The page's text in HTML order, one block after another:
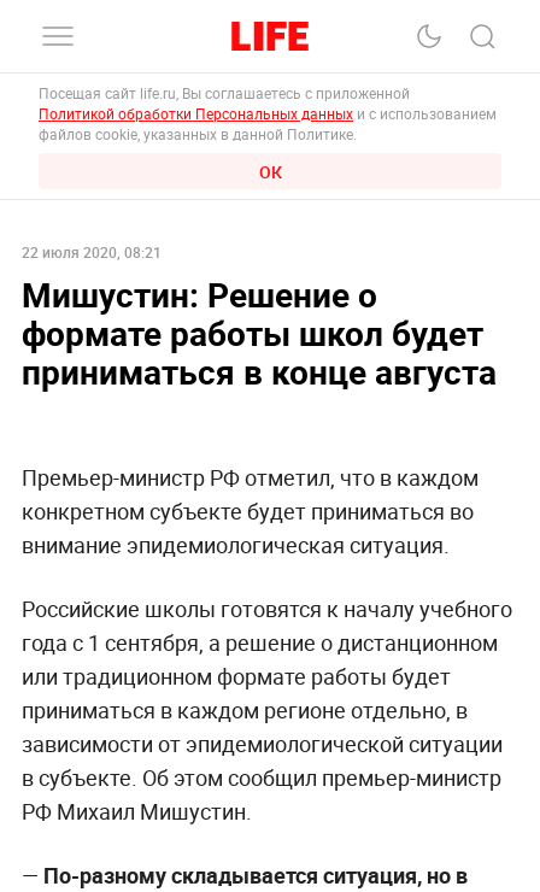
Посещая сайт life.ru, Вы соглашаетесь с приложенной
Политикой обработки Персональных данных и с использованием
файлов cookie, указанных в данной Политике.
ОК
22 июля 2020, 08:21
Мишустин: Решение о
формате работы школ будет
приниматься в конце августа
Премьер-министр РФ отметил, что в каждом
конкретном субъекте будет приниматься во
внимание эпидемиологическая ситуация.
Российские школы готовятся к началу учебного
года с 1 сентября, а решение о дистанционном
или традиционном формате работы будет
приниматься в каждом регионе отдельно, в
зависимости от эпидемиологической ситуации
в субъекте. Об этом сообщил премьер-министр
РФ Михаил Мишустин.
— По-разному складывается ситуация, но в